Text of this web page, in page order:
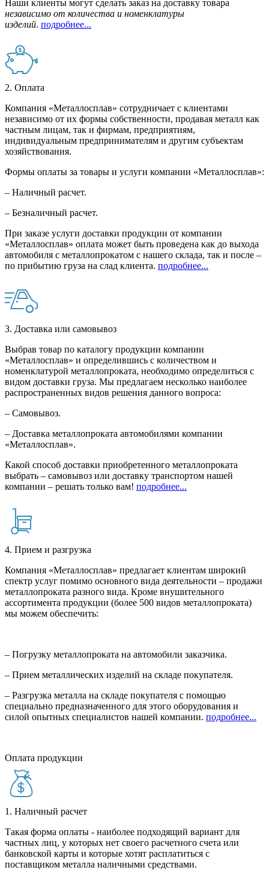
Наши клиенты могут сделать заказ на доставку товара
независимо от количества и номенклатуры
изделий. подробнее...
2. Оплата
Компания «Металлосплав» сотрудничает с клиентами
независимо от их формы собственности, продавая металл как
частным лицам, так и фирмам, предприятиям,
индивидуальным предпринимателям и другим субъектам
хозяйствования.
Формы оплаты за товары и услуги компании «Металлосплав»:
– Наличный расчет.
– Безналичный расчет.
При заказе услуги доставки продукции от компании
«Металлосплав» оплата может быть проведена как до выхода
автомобиля с металлопрокатом с нашего склада, так и после –
по прибытию груза на слад клиента. подробнее...
3. Доставка или самовывоз
Выбрав товар по каталогу продукции компании
«Металлосплав» и определившись с количеством и
номенклатурой металлопроката, необходимо определиться с
видом доставки груза. Мы предлагаем несколько наиболее
распространенных видов решения данного вопроса:
– Самовывоз.
– Доставка металлопроката автомобилями компании
«Металлосплав».
Какой способ доставки приобретенного металлопроката
выбрать – самовывоз или доставку транспортом нашей
компании – решать только вам! подробнее...
4. Прием и разгрузка
Компания «Металлосплав» предлагает клиентам широкий
спектр услуг помимо основного вида деятельности – продажи
металлопроката разного вида. Кроме внушительного
ассортимента продукции (более 500 видов металлопроката)
мы можем обеспечить:
– Погрузку металлопроката на автомобили заказчика.
– Прием металлических изделий на складе покупателя.
– Разгрузка металла на складе покупателя с помощью
специально предназначенного для этого оборудования и
силой опытных специалистов нашей компании. подробнее...
Оплата продукции
1. Наличный расчет
Такая форма оплаты - наиболее подходящий вариант для
частных лиц, у которых нет своего расчетного счета или
банковской карты и которые хотят расплатиться с
поставщиком металла наличными средствами.